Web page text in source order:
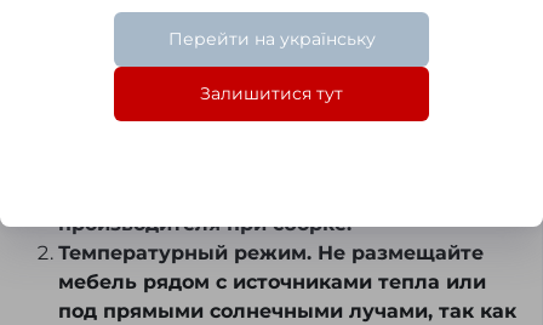
Правила эксплуатации корпусной мебели
Эксплуатация и уход за корпусной мебелью
включают в себя несколько важных моментов:
производителя при сборке.
Температурный режим. Не размещайте
мебель рядом с источниками тепла или
под прямыми солнечными лучами, так как
Перейти на українську
Залишитися тут